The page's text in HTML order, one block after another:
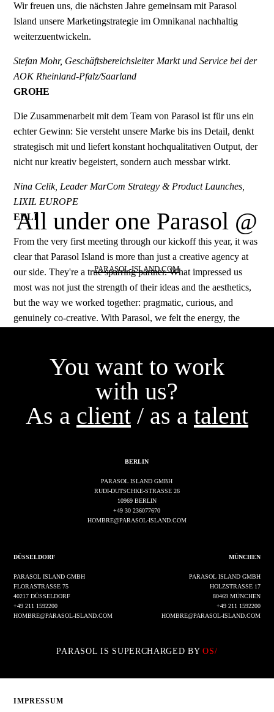
Wir freuen uns, die nächsten Jahre gemeinsam mit Parasol
Island unsere Marketingstrategie im Omnikanal nachhaltig
weiterzuentwickeln.
Stefan Mohr, Geschäftsbereichsleiter Markt und Service bei der
AOK Rheinland-Pfalz/Saarland
GROHE
Die Zusammenarbeit mit dem Team von Parasol ist für uns ein
echter Gewinn: Sie versteht unsere Marke bis ins Detail, denkt
strategisch mit und liefert konstant hochqualitativen Output, der
nicht nur kreativ begeistert, sondern auch messbar wirkt.
Nina Celik, Leader MarCom Strategy & Product Launches,
LIXIL EUROPE
ELLI
From the very first meeting through our kickoff this year, it was
clear that Parasol Island is more than just a creative agency at
our side. They're a true sparring partner. What impressed us
most was not just the strength of their ideas and the aesthetics,
but the way we worked together: pragmatic, curious, and
genuinely co-creative. With Parasol, we felt the energy, the
Dave Gorman, Head of Brand Communications and
All under one Parasol @
PARASOL-ISLAND.COM
You want to work
with us?
As a client/ as a talent
BERLIN
PARASOL ISLAND GMBH
RUDI-DUTSCHKE-STRASSE 26
10969 BERLIN
+49 30 236077670
HOMBRE@PARASOL-ISLAND.COM
DÜSSELDORF
PARASOL ISLAND GMBH
FLORASTRASSE 75
40217 DÜSSELDORF
+49 211 1592200
HOMBRE@PARASOL-ISLAND.COM
MÜNCHEN
PARASOL ISLAND GMBH
HOLZSTRASSE 17
80469 MÜNCHEN
+49 211 1592200
HOMBRE@PARASOL-ISLAND.COM
PARASOL IS SUPERCHARGED BYOS/
IMPRESSUM